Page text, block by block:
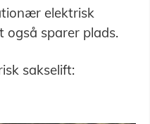
elektrisk
også sparer plads.
sakselift: